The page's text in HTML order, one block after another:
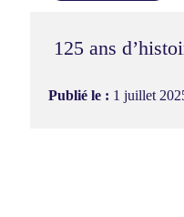
125 ans
Publié le : 1 juillet